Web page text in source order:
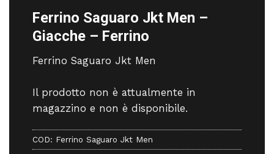
Ferrino Saguaro Jkt Men –
Giacche – Ferrino
Ferrino Saguaro Jkt Men
Il prodotto non è attualmente in
magazzino e non è disponibile.
COD: Ferrino Saguaro Jkt Men